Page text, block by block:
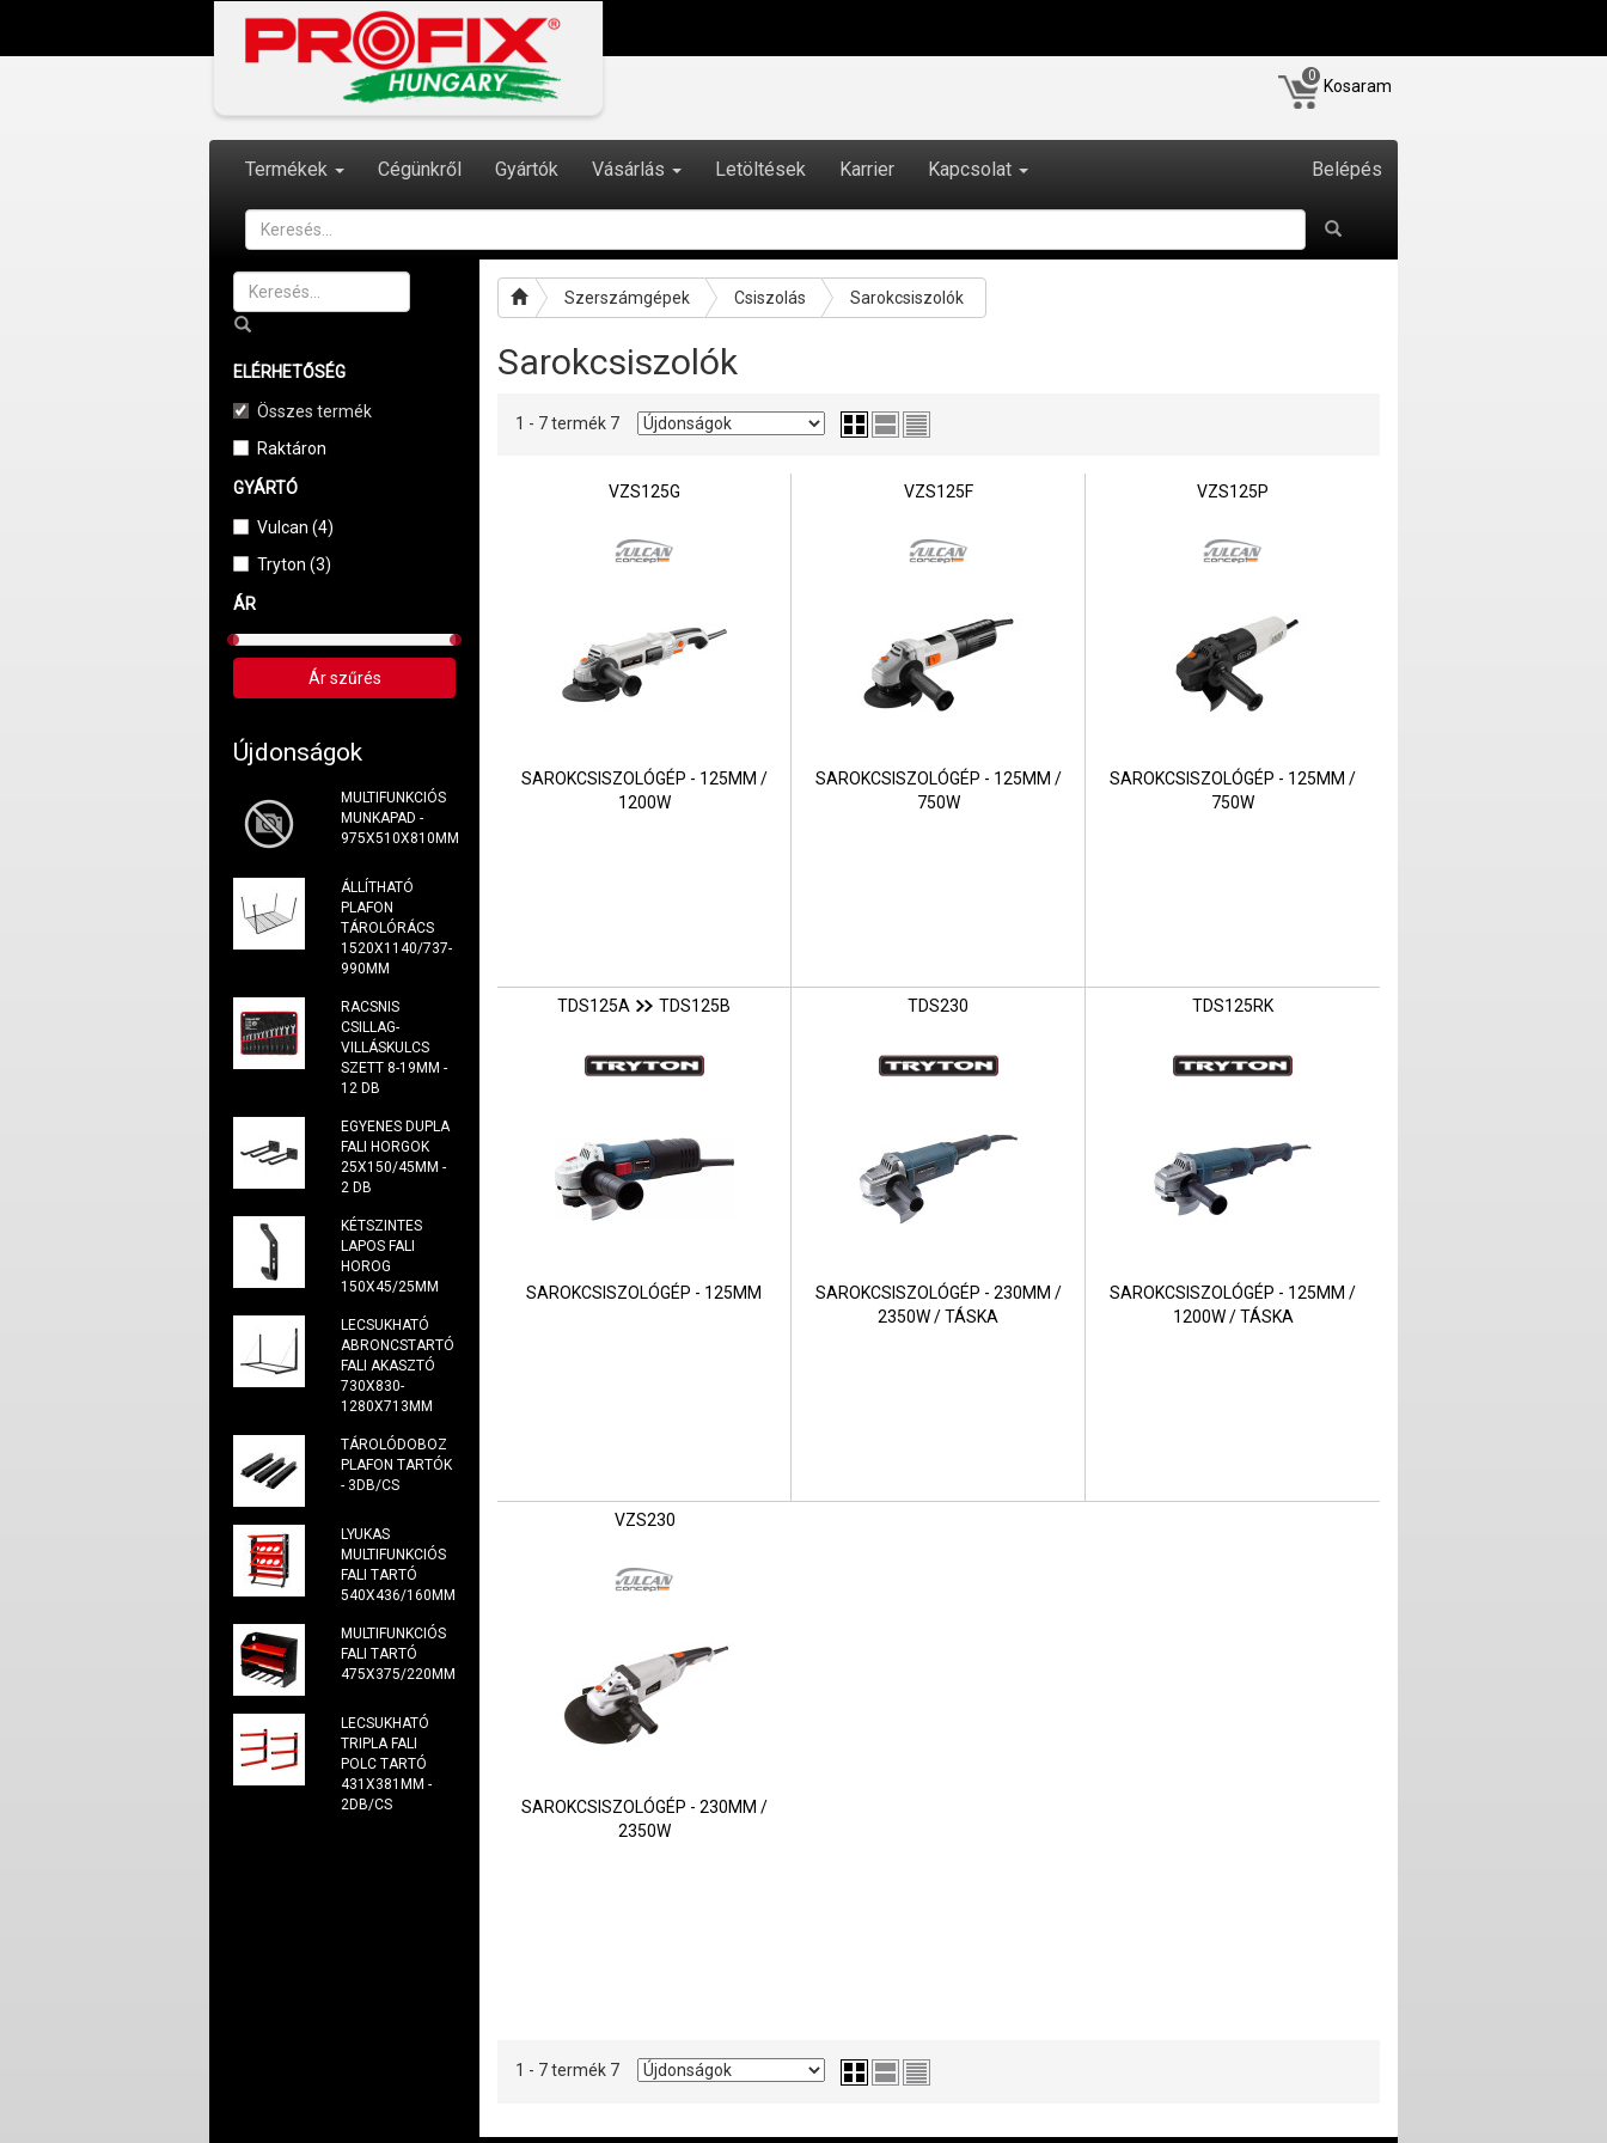
0
Kosaram
Termékek Cégünkről Gyártók Vásárlás Letöltések Karrier Kapcsolat Belépés
ELÉRHETŐSÉG
Összes termék
Raktáron
GYÁRTÓ
Vulcan (4)
Tryton (3)
ÁR
Újdonságok
MULTIFUNKCIÓS
MUNKAPAD -
975X510X810MM
ÁLLÍTHATÓ
PLAFON
TÁROLÓRÁCS
1520X1140/737-
990MM
RACSNIS
CSILLAG-
VILLÁSKULCS
SZETT 8-19MM -
12 DB
EGYENES DUPLA
FALI HORGOK
25X150/45MM -
2 DB
KÉTSZINTES
LAPOS FALI
HOROG
150X45/25MM
LECSUKHATÓ
ABRONCSTARTÓ
FALI AKASZTÓ
730X830-
1280X713MM
TÁROLÓDOBOZ
PLAFON TARTÓK
- 3DB/CS
LYUKAS
MULTIFUNKCIÓS
FALI TARTÓ
540X436/160MM
MULTIFUNKCIÓS
FALI TARTÓ
475X375/220MM
LECSUKHATÓ
TRIPLA FALI
POLC TARTÓ
431X381MM -
2DB/CS
Szerszámgépek Csiszolás Sarokcsiszolók
Sarokcsiszolók
1 - 7 termék 7
VZS125G
SAROKCSISZOLÓGÉP - 125MM /
1200W
VZS125F
SAROKCSISZOLÓGÉP - 125MM /
750W
VZS125P
SAROKCSISZOLÓGÉP - 125MM /
750W
TDS125A TDS125B
SAROKCSISZOLÓGÉP - 125MM
TDS230
SAROKCSISZOLÓGÉP - 230MM /
2350W / TÁSKA
TDS125RK
SAROKCSISZOLÓGÉP - 125MM /
1200W / TÁSKA
VZS230
SAROKCSISZOLÓGÉP - 230MM /
2350W
1 - 7 termék 7